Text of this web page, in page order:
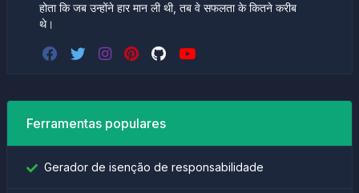
होता कि जब उन्होंने हार मान ली थी, तब वे सफलता के कितने करीब
थे।
Ferramentas populares
Gerador de isenção de responsabilidade